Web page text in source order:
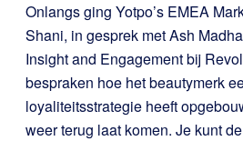
Onlangs ging Yotpo’s EMEA
Shani, in gesprek met Ash
Insight and Engagement bij
bespraken hoe het beautymerk
loyaliteitsstrategie heeft
weer terug laat komen. Je kunt